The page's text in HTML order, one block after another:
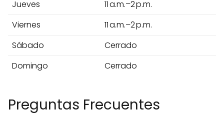
Jueves
11 a.m.–2 p.m.
Viernes
11 a.m.–2 p.m.
Sábado
Cerrado
Domingo
Cerrado
Preguntas Frecuentes